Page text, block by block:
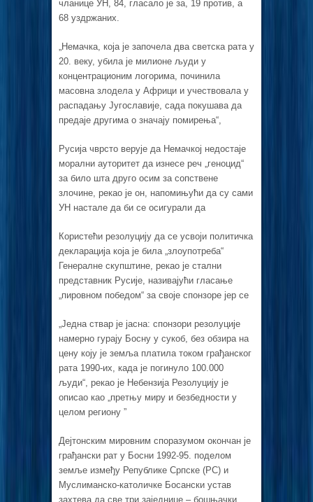
чланице УН, 84, гласало је за, 19 против, а
68 уздржаних.
„Немачка, која је започела два светска рата у
20. веку, убила је милионе људи у
концентрационим логорима, починила
масовна злодела у Африци и учествовала у
распадању Југославије, сада покушава да
предаје другима о значају помирења“,
Русија чврсто верује да Немачкој недостаје
морални ауторитет да изнесе реч „геноцид“
за било шта друго осим за сопствене
злочине, рекао је он, напомињући да су сами
УН настале да би се осигурали да
Користећи резолуцију да се усвоји политичка
декларација која је била „злоупотреба“
Генералне скупштине, рекао је стални
представник Русије, називајући гласање
„пировном победом“ за своје спонзоре јер се
„Једна ствар је јасна: спонзори резолуције
намерно гурају Босну у сукоб, без обзира на
цену коју је земља платила током грађанског
рата 1990-их, када је погинуло 100.000
људи“, рекао је Небензија Резолуцију је
описао као „претњу миру и безбедности у
целом региону ”
Дејтонским мировним споразумом окончан је
грађански рат у Босни 1992-95. поделом
земље између Републике Српске (РС) и
Муслиманско-католичке Босански устав
захтева да све три заједнице – бошњачки